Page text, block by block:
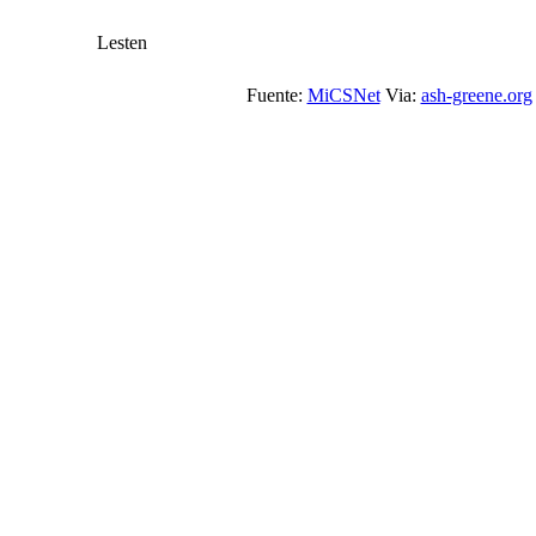
Lesten
Fuente: MiCSNetVia: ash-greene.org